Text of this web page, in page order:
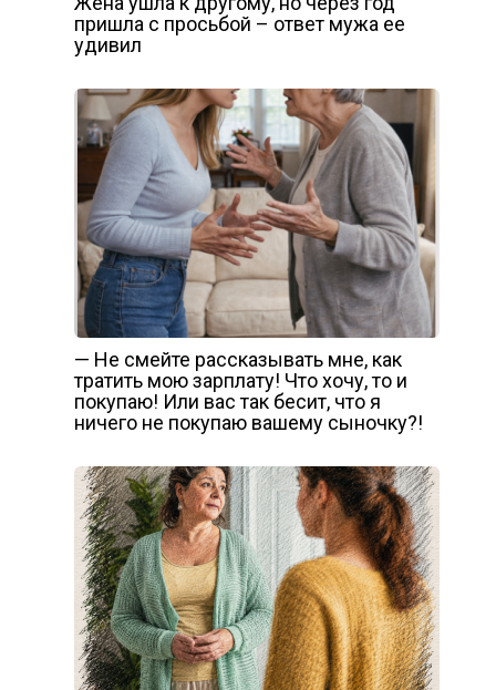
пришла с просьбой – ответ мужа ее
удивил
— Не смейте рассказывать мне, как
тратить мою зарплату! Что хочу, то и
покупаю! Или вас так бесит, что я
ничего не покупаю вашему сыночку?!